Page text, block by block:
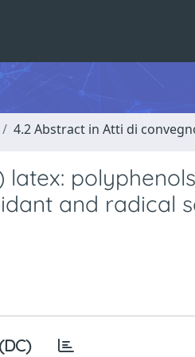
4.2 Abstract in Atti di
latex: polyphenols
and radical